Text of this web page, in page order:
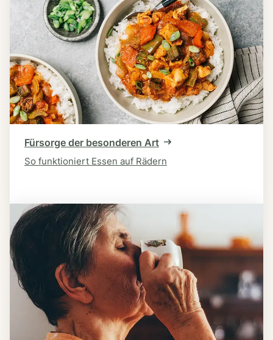
Fürsorge der besonderen Art
So funktioniert Essen auf Rädern